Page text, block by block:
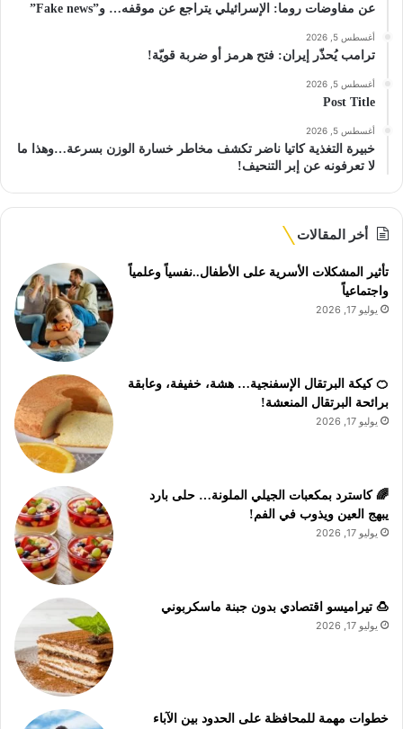
عن مفاوضات روما: الإسرائيلي يتراجع عن موقفه… و”Fake news”
أغسطس 5, 2026
ترامب يُحذّر إيران: فتح هرمز أو ضربة قويّة!
أغسطس 5, 2026
Post Title
أغسطس 5, 2026
خبيرة التغذية كاتيا ناضر تكشف مخاطر خسارة الوزن بسرعة…وهذا ما
لا تعرفونه عن إبر التنحيف!
أخر المقالات
تأثير المشكلات الأسرية على الأطفال..نفسياً وعلمياً
واجتماعياً
يوليو 17, 2026
🍊 كيكة البرتقال الإسفنجية… هشة، خفيفة، وعابقة
برائحة البرتقال المنعشة!
يوليو 17, 2026
🌈 كاسترد بمكعبات الجيلي الملونة… حلى بارد
يبهج العين ويذوب في الفم!
يوليو 17, 2026
🍮 تيراميسو اقتصادي بدون جبنة ماسكربوني
يوليو 17, 2026
خطوات مهمة للمحافظة على الحدود بين الآباء